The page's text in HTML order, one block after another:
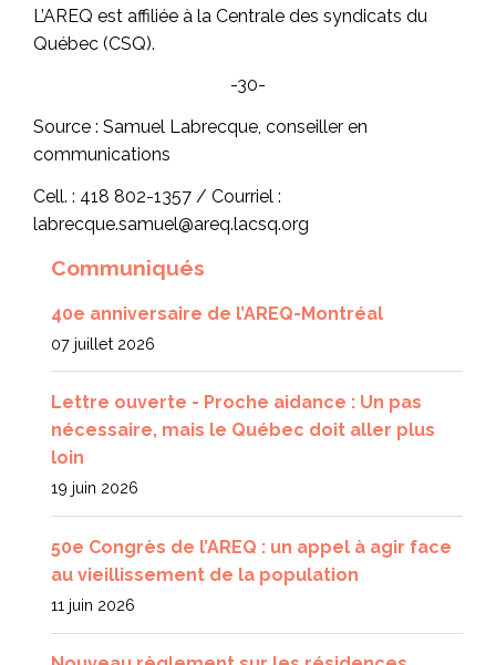
L’AREQ est affiliée à la Centrale des syndicats du
Québec (CSQ).
-30-
Source : Samuel Labrecque, conseiller en
communications
Cell. : 418 802-1357 / Courriel :
labrecque.samuel@areq.lacsq.org
Communiqués
40e anniversaire de l’AREQ-Montréal
07 juillet 2026
Lettre ouverte - Proche aidance : Un pas
nécessaire, mais le Québec doit aller plus
loin
19 juin 2026
50e Congrès de l’AREQ : un appel à agir face
au vieillissement de la population
11 juin 2026